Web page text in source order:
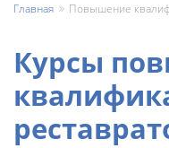
Главная Повышение
Курсы